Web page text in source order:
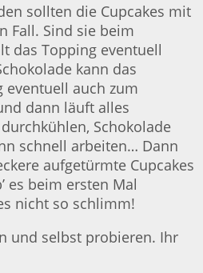
sollten die Cupcakes mit
Fall. Sind sie beim
das Topping eventuell
kann das
auch zum
dann läuft alles
Schokolade
schnell arbeiten… Dann
aufgetürmte Cupcakes
es beim ersten Mal
nicht so schlimm!
und selbst probieren. Ihr